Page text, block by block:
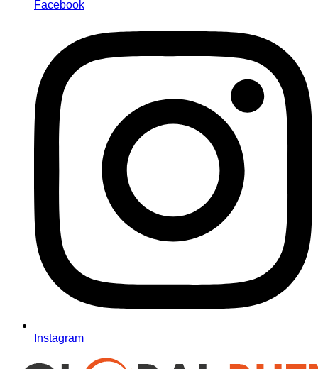
Facebook
Instagram